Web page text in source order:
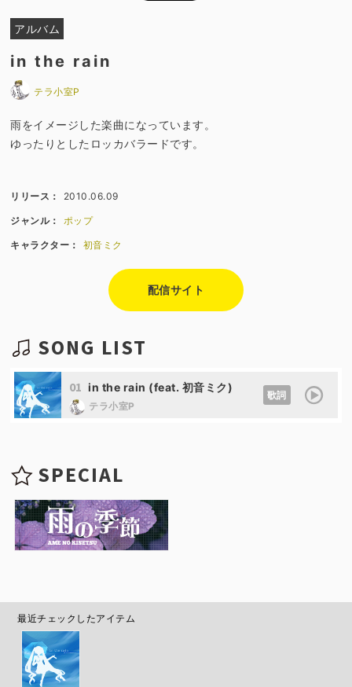
アルバム
in the rain
テラ小室P
雨をイメージした楽曲になっています。
ゆったりとしたロッカバラードです。
リリース： 2010.06.09
ジャンル： ポップ
キャラクター： 初音ミク
配信サイト
SONG LIST
01 in the rain (feat. 初音ミク)
テラ小室P
歌詞
SPECIAL
最近チェックしたアイテム